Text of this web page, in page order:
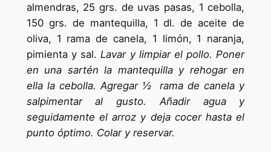
almendras, 25 grs. de uvas pasas, 1 cebolla,
150 grs. de mantequilla, 1 dl. de aceite de
oliva, 1 rama de canela, 1 limón, 1 naranja,
pimienta y sal.Lavar y limpiar el pollo. Poner
en una sartén la mantequilla y rehogar en
ella la cebolla. Agregar ½ rama de canela y
salpimentar al gusto. Añadir agua y
seguidamente el arroz y deja cocer hasta el
punto óptimo. Colar y reservar.